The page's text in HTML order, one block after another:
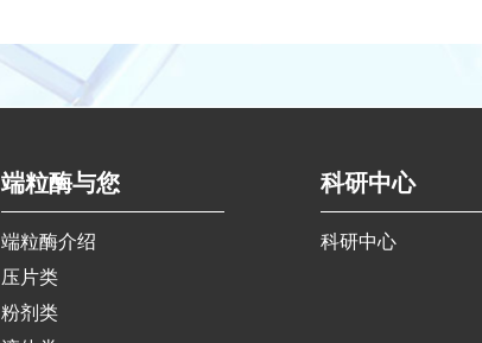
端粒酶与您
端粒酶介绍
压片类
粉剂类
科研中心
科研中心